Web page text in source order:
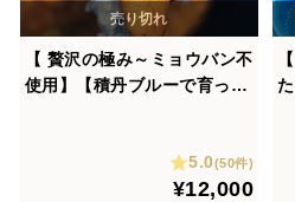
【 贅沢の極み～ミョウバン不
使用】【積丹ブルーで育った
天然生ウニ 2パック(100gx2)
5.0(50件)
¥12,000